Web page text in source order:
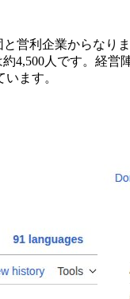
営利企業からなり
4,500人です。経営
ます。